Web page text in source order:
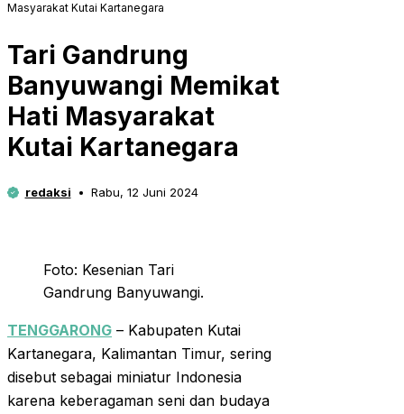
Masyarakat Kutai Kartanegara
Tari Gandrung
Banyuwangi Memikat
Hati Masyarakat
Kutai Kartanegara
redaksi Rabu, 12 Juni 2024
Foto: Kesenian Tari
Gandrung Banyuwangi.
TENGGARONG – Kabupaten Kutai
Kartanegara, Kalimantan Timur, sering
disebut sebagai miniatur Indonesia
karena keberagaman seni dan budaya